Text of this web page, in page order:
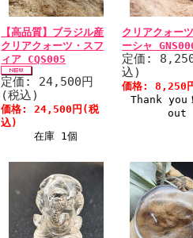
【高品質】ブラジル産
クリアクォーツ・スフ
ィア CQS005
定価: 24,500円
(税込)
価格: 24,500円(税
込)
在庫 1個
クリアクォー
ーシャ
定価:
込)
価格: 8,250
Thank you
out